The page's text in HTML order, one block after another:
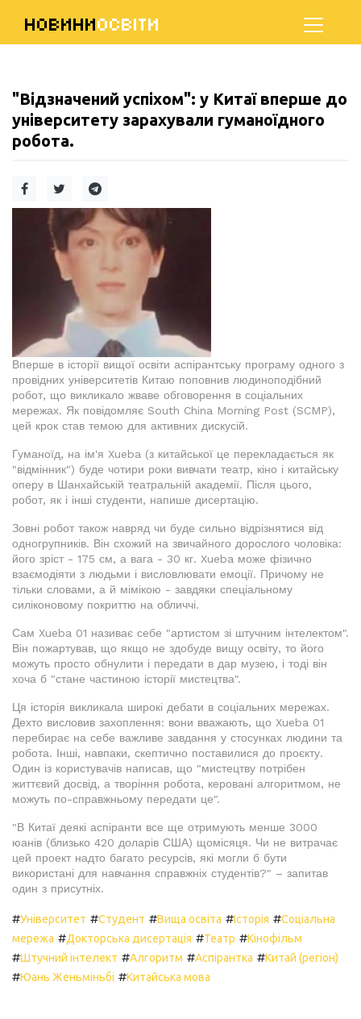
НОВИНИОСВІТИ
"Відзначений успіхом": у Китаї вперше до
університету зарахували гуманоїдного
робота.
Вперше в історії вищої освіти аспірантську програму одного з
провідних університетів Китаю поповнив людиноподібний
робот, що викликало жваве обговорення в соціальних
мережах. Як повідомляє South China Morning Post (SCMP),
цей крок став темою для активних дискусій.
Гуманоїд, на ім'я Xueba (з китайської це перекладається як
"відмінник") буде чотири роки вивчати театр, кіно і китайську
оперу в Шанхайській театральній академії. Після цього,
робот, як і інші студенти, напише дисертацію.
Зовні робот також навряд чи буде сильно відрізнятися від
одногрупників. Він схожий на звичайного дорослого чоловіка:
його зріст - 175 см, а вага - 30 кг. Xueba може фізично
взаємодіяти з людьми і висловлювати емоції. Причому не
тільки словами, а й мімікою - завдяки спеціальному
силіконовому покриттю на обличчі.
Сам Xueba 01 називає себе "артистом зі штучним інтелектом".
Він пожартував, що якщо не здобуде вищу освіту, то його
можуть просто обнулити і передати в дар музею, і тоді він
хоча б "стане частиною історії мистецтва".
Ця історія викликала широкі дебати в соціальних мережах.
Дехто висловив захоплення: вони вважають, що Xueba 01
перебирає на себе важливе завдання у стосунках людини та
робота. Інші, навпаки, скептично поставилися до проєкту.
Один із користувачів написав, що "мистецтву потрібен
життєвий досвід, а творіння робота, керовані алгоритмом, не
можуть по-справжньому передати це".
"В Китаї деякі аспіранти все ще отримують менше 3000
юанів (близько 420 доларів США) щомісяця. Чи не витрачає
цей проект надто багато ресурсів, які могли б бути
використані для навчання справжніх студентів?" – запитав
один з присутніх.
#Університет #Студент #Вища освіта #Історія #Соціальна
мережа #Докторська дисертація #Театр #Кінофільм
#Штучний інтелект #Алгоритм #Аспірантка #Китай (регіон)
#Юань Женьміньбі #Китайська мова